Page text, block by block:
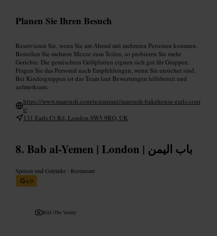
Planen Sie Ihren Besuch
Reservieren Sie, wenn Sie am Abend mit mehreren Personen kommen.
Bestellen Sie mehrere Mezze zum Teilen, so probieren Sie mehr
Gerichte. Die gemischten Grillplatten eignen sich gut für Gruppen.
Fragen Sie das Personal nach Empfehlungen, wenn Sie unsicher sind.
Bei Kindergruppen ist das Team laut Bewertungen hilfsbereit und
aufmerksam.
https://www.maroush.com/restaurant/maroush-bakehouse-earls-cour
t/
131 Earls Ct Rd, London SW5 9RQ, UK
Bab al-Yemen | London | باب اليمن
Speisen und Getränke • Restaurant
4,9
Bild /The Vendry